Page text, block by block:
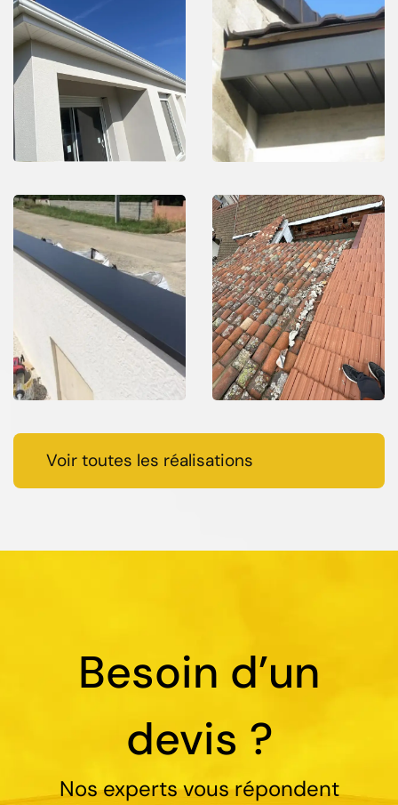
Voir toutes les réalisations
Besoin d’un
devis ?
Nos experts vous répondent